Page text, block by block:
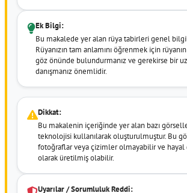
Ek Bilgi:
Bu makalede yer alan rüya tabirleri genel
Rüyanızın tam anlamını öğrenmek için
göz önünde bulundurmanız ve gerekirse bir
danışmanız önemlidir.
Dikkat:
Bu makalenin içeriğinde yer alan bazı
teknolojisi kullanılarak oluşturulmuştur. Bu
fotoğraflar veya çizimler olmayabilir ve hayal
olarak üretilmiş olabilir.
Uyarılar / Sorumluluk Reddi: